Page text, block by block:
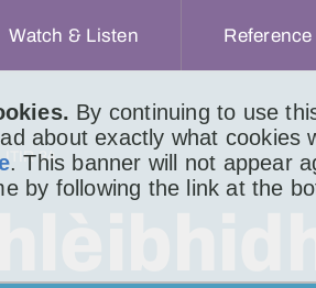
By continuing to use
about exactly what cookies
. This banner will not appear
by following the link at the
Watch & Listen Reference
84